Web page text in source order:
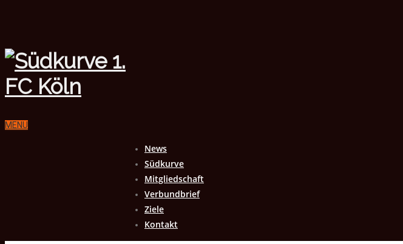
MENU
News
Südkurve
Mitgliedschaft
Verbundbrief
Ziele
Kontakt